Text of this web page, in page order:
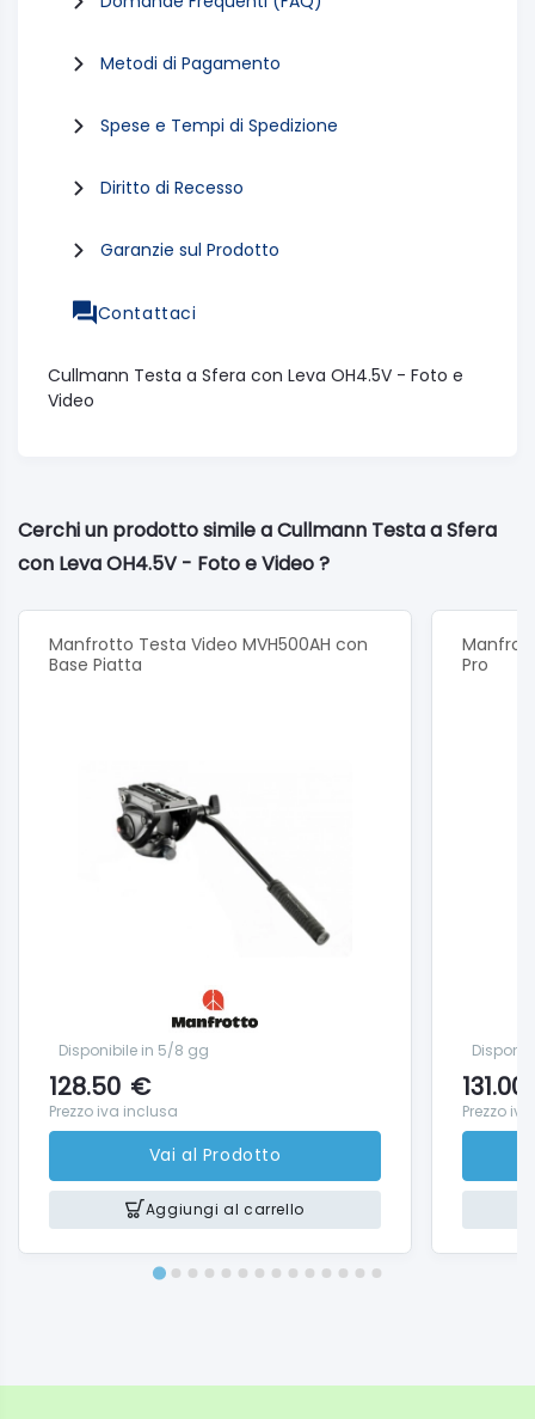
Metodi di Pagamento
Spese e Tempi di Spedizione
Diritto di Recesso
Garanzie sul Prodotto
Contattaci
Cullmann Testa a Sfera con Leva OH4.5V - Foto e
Video
Cerchi un prodotto simile a Cullmann Testa a Sfera
con Leva OH4.5V - Foto e Video ?
Manfrotto Testa Video MVH500AH con
Base Piatta
Disponibile in 5/8 gg
128.50 €
Prezzo iva inclusa
Vai al Prodotto
Aggiungi al carrello
Pro
131.00
Prezzo